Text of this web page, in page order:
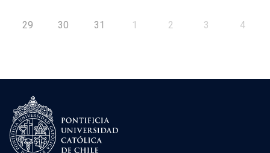
29 30 31 1 2 3 4